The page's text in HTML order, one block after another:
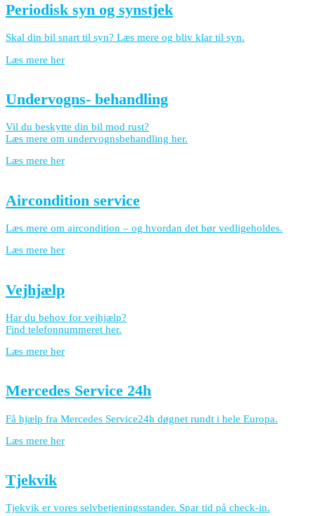
Periodisk syn og synstjek
Skal din bil snart til syn? Læs mere og bliv klar til syn.
Læs mere her
Undervogns- behandling
Vil du beskytte din bil mod rust?
Læs mere om undervognsbehandling her.
Læs mere her
Aircondition service
Læs mere om aircondition – og hvordan det bør vedligeholdes.
Læs mere her
Vejhjælp
Har du behov for vejhjælp?
Find telefonnummeret her.
Læs mere her
Mercedes Service 24h
Få hjælp fra Mercedes Service24h døgnet rundt i hele Europa.
Læs mere her
Tjekvik
Tjekvik er vores selvbetjeningsstander. Spar tid på check-in.